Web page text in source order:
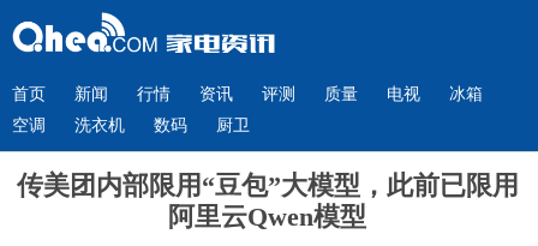
首页 新闻 行情 资讯 评测 质量 电视
冰箱
空调
洗衣机 数码 厨卫
传美团内部限用“豆包”大模型，此前已限用
阿里云Qwen模型